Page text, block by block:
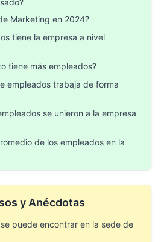
Marketing en 2024?
tiene la empresa a nivel
tiene más empleados?
empleados trabaja de forma
se unieron a la empresa
de los empleados en la
y Anécdotas
puede encontrar en la sede de